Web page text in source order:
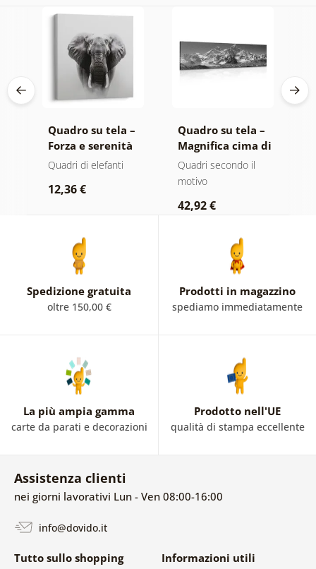
Quadro su tela –
Forza e serenità
dell'elefante
Quadri di elefanti
12,36 €
Quadro su tela –
Magnifica cima di
montagna in
bianco e nero
Quadri secondo il
motivo
42,92 €
Spedizione gratuita
oltre 150,00 €
Prodotti in magazzino
spediamo immediatamente
La più ampia gamma
carte da parati e decorazioni
Prodotto nell'UE
qualità di stampa eccellente
Assistenza clienti
nei giorni lavorativi Lun - Ven 08:00-16:00
info@dovido.it
Tutto sullo shopping Informazioni utili